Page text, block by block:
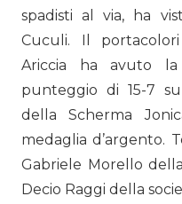
spadisti al via, ha
Cuculi. Il
Ariccia ha avuto
punteggio di 15-7
della Scherma
medaglia d’argento.
Gabriele Morello
Decio Raggi della